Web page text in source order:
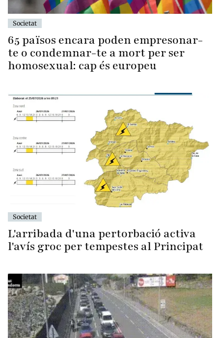
Societat
65 països encara poden empresonar-
te o condemnar-te a mort per ser
homosexual: cap és europeu
Societat
L'arribada d'una pertorbació activa
l'avís groc per tempestes al Principat